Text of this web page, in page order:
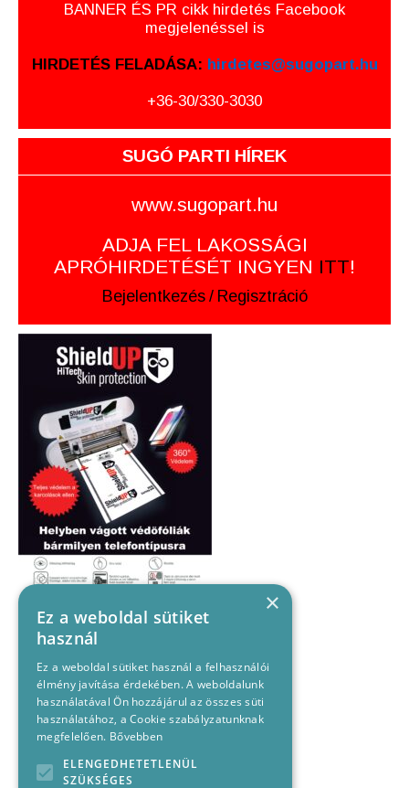
BANNER ÉS PR cikk hirdetés Facebook
megjelenéssel is
HIRDETÉS FELADÁSA: hirdetes@sugopart.hu
+36-30/330-3030
SUGÓ PARTI HÍREK
www.sugopart.hu
ADJA FEL LAKOSSÁGI
APRÓHIRDETÉSÉT INGYEN ITT!
Bejelentkezés / Regisztráció
×
Ez a weboldal sütiket
használ
Ez a weboldal sütiket használ a felhasználói
élmény javítása érdekében. A weboldalunk
használatával Ön hozzájárul az összes süti
használatához, a Cookie szabályzatunknak
megfelelően. Bővebben
ELENGEDHETETLENÜL
SZÜKSÉGES